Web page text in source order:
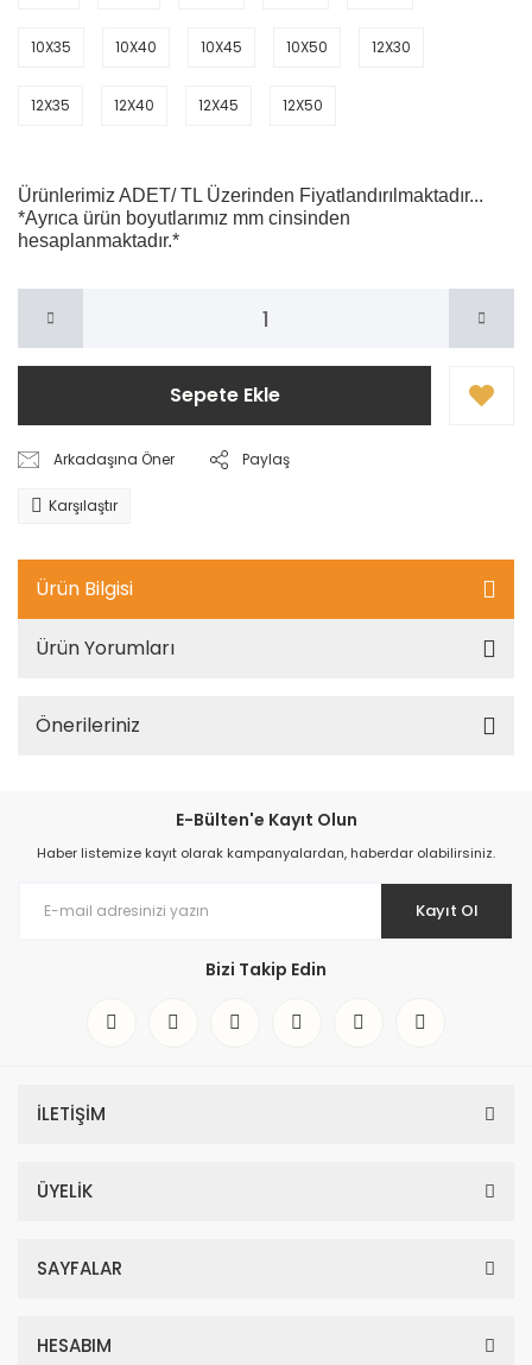
10X35 10X40 10X45 10X50 12X30
12X35 12X40 12X45 12X50
Ürünlerimiz ADET/ TL Üzerinden Fiyatlandırılmaktadır...
*Ayrıca ürün boyutlarımız mm cinsinden
hesaplanmaktadır.*
Sepete Ekle
Arkadaşına Öner Paylaş
Karşılaştır
Ürün Bilgisi
Ürün Yorumları
Önerileriniz
E-Bülten'e Kayıt Olun
Haber listemize kayıt olarak kampanyalardan, haberdar olabilirsiniz.
Kayıt Ol
Bizi Takip Edin
İLETİŞİM
ÜYELİK
SAYFALAR
HESABIM